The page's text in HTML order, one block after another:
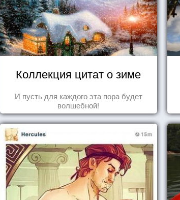
Коллекция цитат о зиме
И пусть для каждого эта пора будет
волшебной!